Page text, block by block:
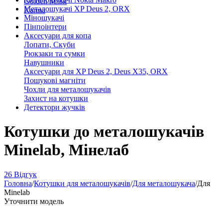
Karma
Металошукачі XP Deus 2, ORX
Міношукачі
Пінпоінтери
Аксесуари для копа
Лопати, Скуби
Рюкзаки та сумки
Навушники
Аксесуари для XP Deus 2, Deus X35, ORX
Пошукові магніти
Чохли для металошукачів
Захист на котушки
Детектори жучків
Котушки до металошукачів
Minelab, Мінелаб
26 Відгук
Головна/Котушки для металошукачів/Для металошукача/Для
Minelab
Уточнити модель